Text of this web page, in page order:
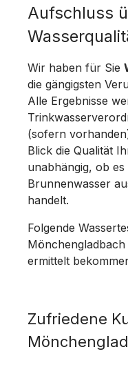
Aufschluss
Wir haben für Sie
die gängigsten
Alle Ergebnisse
(sofern
Blick die Qualität
unabhängig, ob
Brunnenwasser
handelt.
Folgende
Mönchengladbach
ermittelt
Zufriedene